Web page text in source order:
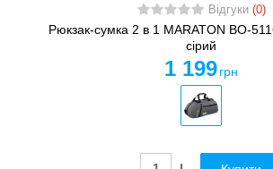
Відгуки (0)
Рюкзак-сумка 2 в 1 MARATON BO-
сірий
1 199 грн